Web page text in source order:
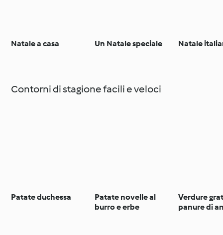
Natale a casa Un Natale speciale Natale
Contorni di stagione facili e veloci
Patate duchessa
Patate novelle al
burro e erbe
Verdure
panure di